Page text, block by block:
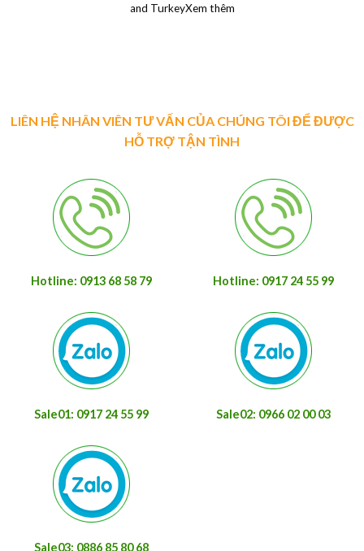
and TurkeyXem thêm
LIÊN HỆ NHÂN VIÊN TƯ VẤN CỦA CHÚNG TÔI ĐỂ ĐƯỢC
HỖ TRỢ TẬN TÌNH
Hotline: 0913 68 58 79 Hotline: 0917 24 55 99
Sale01: 0917 24 55 99 Sale02: 0966 02 00 03
Sale03: 0886 85 80 68